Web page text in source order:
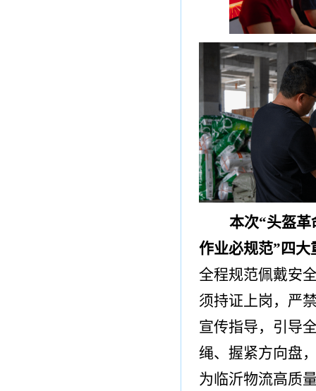
本次“头盔革
作业必规范” 四大
全程规范佩戴安
须持证上岗，严
宣传指导，引导
绳、 握紧方向盘
为临沂物流高质